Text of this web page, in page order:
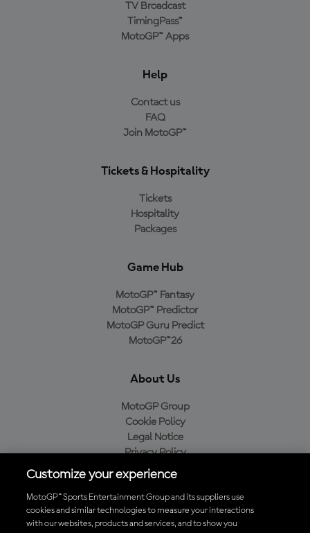
TV Broadcast
TimingPass™
MotoGP™ Apps
Help
Contact us
FAQ
Join MotoGP™
Tickets & Hospitality
Tickets
Hospitality
Packages
Game Hub
MotoGP™ Fantasy
MotoGP™ Predictor
MotoGP Guru Predict
MotoGP™26
About Us
MotoGP Group
Cookie Policy
Legal Notice
Privacy Policy
Purchase Policy
Baixe o aplicativo oficial da MotoGP™
Customize your experience
MotoGP™ Sports Entertainment Group and its suppliers use
cookies and similar technologies to measure your interactions
with our websites, products and services, and to show you